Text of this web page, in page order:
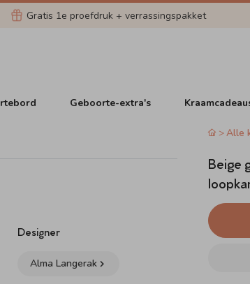
Gratis 1e proefdruk + verrassingspakket
Geboorte-extra's
Designer
Alma Langerak
Alle
Beige